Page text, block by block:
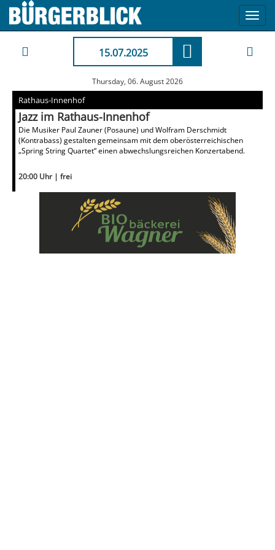
15.07.2025
Thursday, 06. August 2026
Rathaus-Innenhof
Jazz im Rathaus-Innenhof
Die Musiker Paul Zauner (Posaune) und Wolfram Derschmidt
(Kontrabass) gestalten gemeinsam mit dem oberösterreichischen
„Spring String Quartet“ einen abwechslungsreichen Konzertabend.
20:00 Uhr | frei